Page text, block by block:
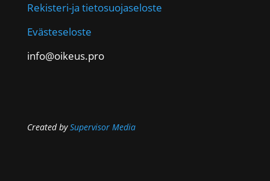
Rekisteri-ja tietosuojaseloste
Evästeseloste
info@oikeus.pro
Created bySupervisor Media